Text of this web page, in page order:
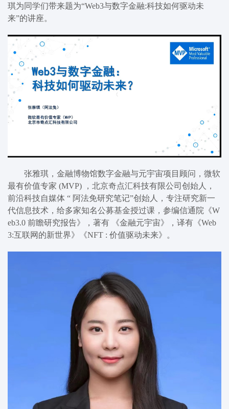
琪为 同学们带来题为“Web3与数字金融:科技如何驱动未
来”的讲座。
张雅琪，金融博物馆数字金融与元宇宙项目顾问，微软
最有价值专家 (MVP) ，北京奇点汇科技有限公司创始人，
前沿科技自媒体 “ 阿法免研究笔记”创始人， 专注研究新一
代信息技术，给多家知名公募基金授过课，参编信通院 《W
eb3.0 前瞻研究报告》，著有 《金融元宇宙》，译有《Web
3:互联网的新世界》《NFT : 价值驱动未来》。